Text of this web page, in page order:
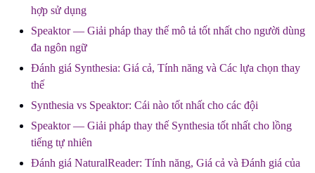
hợp sử dụng
Speaktor — Giải pháp thay thế mô tả tốt nhất cho người dùng
đa ngôn ngữ
Đánh giá Synthesia: Giá cả, Tính năng và Các lựa chọn thay
thế
Synthesia vs Speaktor: Cái nào tốt nhất cho các đội
Speaktor — Giải pháp thay thế Synthesia tốt nhất cho lồng
tiếng tự nhiên
Đánh giá NaturalReader: Tính năng, Giá cả và Đánh giá của